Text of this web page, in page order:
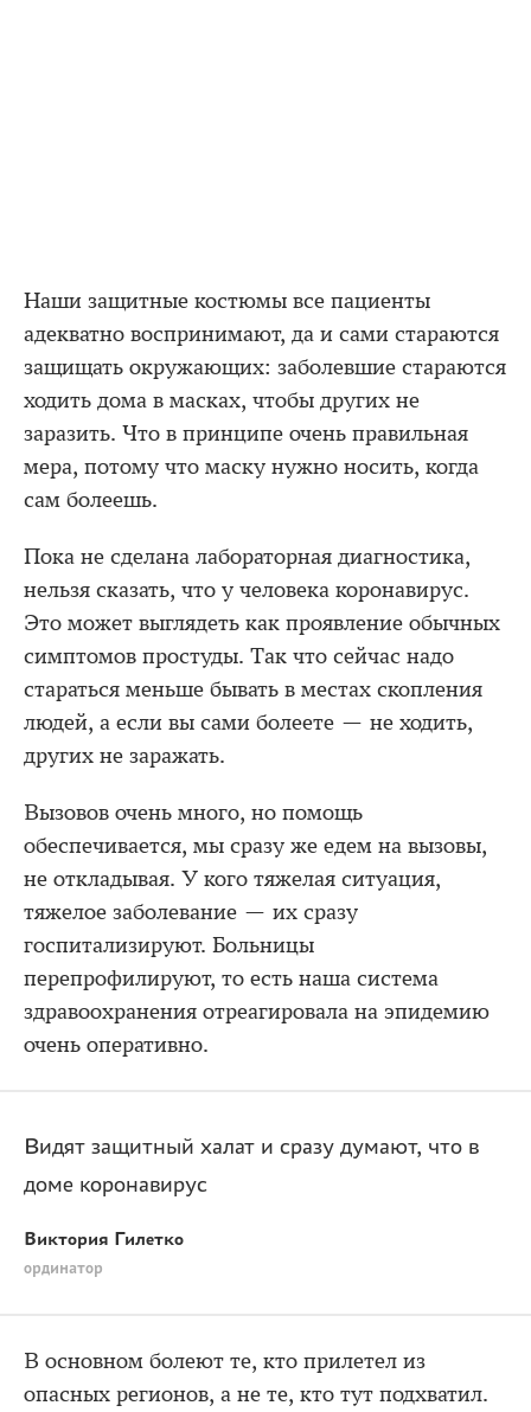
Наши защитные костюмы все пациенты
адекватно воспринимают, да и сами стараются
защищать окружающих: заболевшие стараются
ходить дома в масках, чтобы других не
заразить. Что в принципе очень правильная
мера, потому что маску нужно носить, когда
сам болеешь.
Пока не сделана лабораторная диагностика,
нельзя сказать, что у человека коронавирус.
Это может выглядеть как проявление обычных
симптомов простуды. Так что сейчас надо
стараться меньше бывать в местах скопления
людей, а если вы сами болеете — не ходить,
других не заражать.
Вызовов очень много, но помощь
обеспечивается, мы сразу же едем на вызовы,
не откладывая. У кого тяжелая ситуация,
тяжелое заболевание — их сразу
госпитализируют. Больницы
перепрофилируют, то есть наша система
здравоохранения отреагировала на эпидемию
очень оперативно.
Видят защитный халат и сразу думают, что в
доме коронавирус
Виктория Гилетко
ординатор
В основном болеют те, кто прилетел из
опасных регионов, а не те, кто тут подхватил.